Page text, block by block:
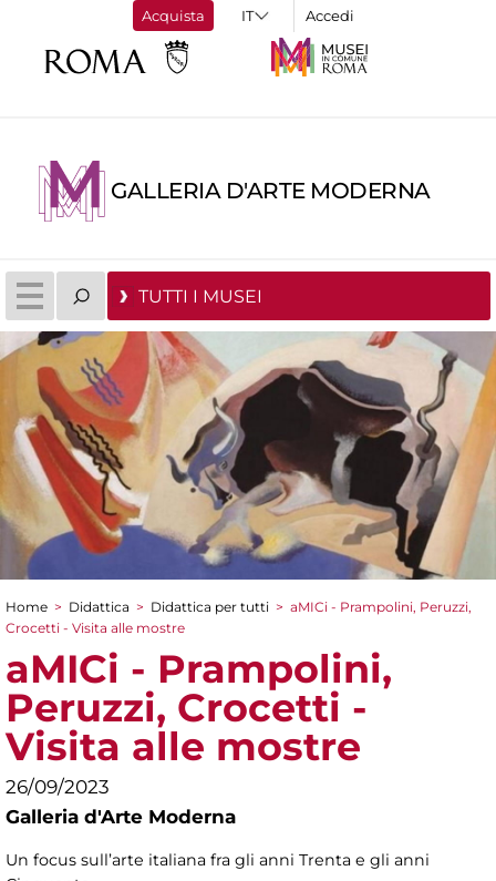
Acquista Accedi
GALLERIA D'ARTE MODERNA
TUTTI I MUSEI
Tu sei qui
Home > Didattica > Didattica per tutti > aMICi - Prampolini, Peruzzi,
Crocetti - Visita alle mostre
aMICi - Prampolini,
Peruzzi, Crocetti -
Visita alle mostre
26/09/2023
Galleria d'Arte Moderna
Un focus sull’arte italiana fra gli anni Trenta e gli anni